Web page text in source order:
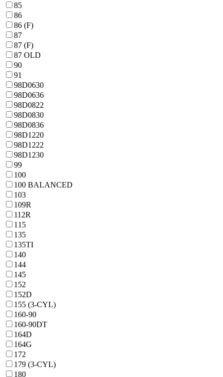
85
86
86 (F)
87
87 (F)
87 OLD
90
91
98D0630
98D0636
98D0822
98D0830
98D0836
98D1220
98D1222
98D1230
99
100
100 BALANCED
103
109R
112R
115
135
135TI
140
144
145
152
152D
155 (3-CYL)
160-90
160-90DT
164D
164G
172
179 (3-CYL)
180